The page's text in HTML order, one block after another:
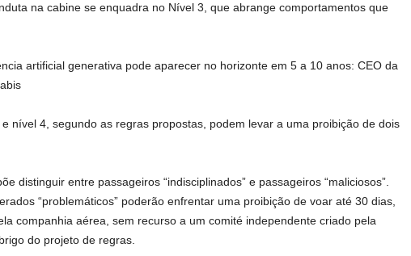
na cabine se enquadra no Nível 3, que abrange comportamentos que
artificial generativa pode aparecer no horizonte em 5 a 10 anos: CEO da
nível 4, segundo as regras propostas, podem levar a uma proibição de dois
distinguir entre passageiros “indisciplinados” e passageiros “maliciosos”.
“problemáticos” poderão enfrentar uma proibição de voar até 30 dias,
companhia aérea, sem recurso a um comité independente criado pela
do projeto de regras.